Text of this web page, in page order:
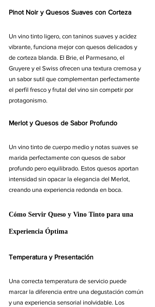
Pinot Noir y Quesos Suaves con Corteza
Un vino tinto ligero, con taninos suaves y acidez
vibrante, funciona mejor con quesos delicados y
de corteza blanda. El Brie, el Parmesano, el
Gruyere y el Swiss ofrecen una textura cremosa y
un sabor sutil que complementan perfectamente
el perfil fresco y frutal del vino sin competir por
protagonismo.
Merlot y Quesos de Sabor Profundo
Un vino tinto de cuerpo medio y notas suaves se
marida perfectamente con quesos de sabor
profundo pero equilibrado. Estos quesos aportan
intensidad sin opacar la elegancia del Merlot,
creando una experiencia redonda en boca.
Cómo Servir Queso y Vino Tinto para una
Experiencia Óptima
Temperatura y Presentación
Una correcta temperatura de servicio puede
marcar la diferencia entre una degustación común
y una experiencia sensorial inolvidable. Los